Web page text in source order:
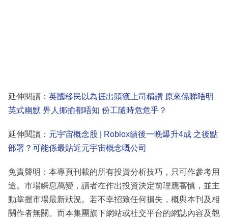
延伸閱讀： 英國移民以為捱出頭獲上司稱讚 原來係睇唔明
英式幽默 畀人揶揄都唔知 份工隨時危危乎？
延伸閱讀： 元宇宙概念股 | Roblox績後一晚爆升4成 之後點
部署？可能係最貼近元宇宙概念嘅公司
免責聲明：本專頁刊載的所有投資分析技巧，只可作參考用
途。市場瞬息萬變，讀者在作出投資決定前理應審慎，並主
動掌握市場最新狀況。若不幸招致任何損失，概與本刊及相
關作者無關。而本集團旗下網站或社交平台的網誌內容及觀